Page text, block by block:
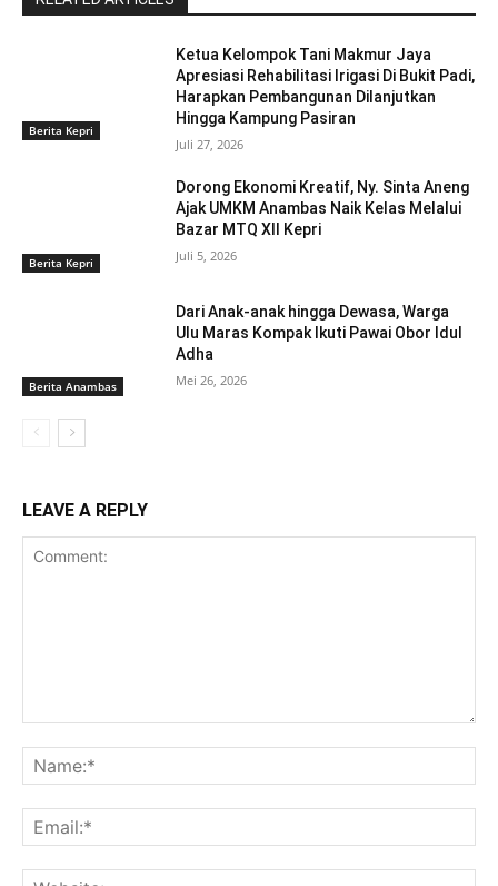
Berita Kepri
Ketua Kelompok Tani Makmur Jaya
Apresiasi Rehabilitasi Irigasi Di Bukit Padi,
Harapkan Pembangunan Dilanjutkan
Hingga Kampung Pasiran ‎
Juli 27, 2026
Berita Kepri
Dorong Ekonomi Kreatif, Ny. Sinta Aneng
‎Ajak UMKM Anambas Naik Kelas Melalui
Bazar MTQ XII Kepri
Juli 5, 2026
Berita Anambas
Dari Anak-anak hingga Dewasa, Warga
Ulu Maras Kompak Ikuti Pawai Obor Idul
Adha
Mei 26, 2026
LEAVE A REPLY